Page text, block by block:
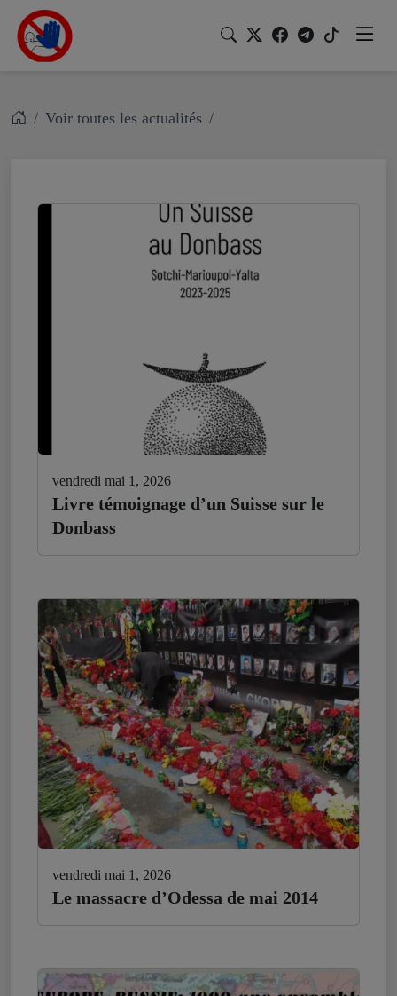
Voir toutes les actualités
vendredi mai 1, 2026
Livre témoignage d’un Suisse sur le
Donbass
vendredi mai 1, 2026
Le massacre d’Odessa de mai 2014